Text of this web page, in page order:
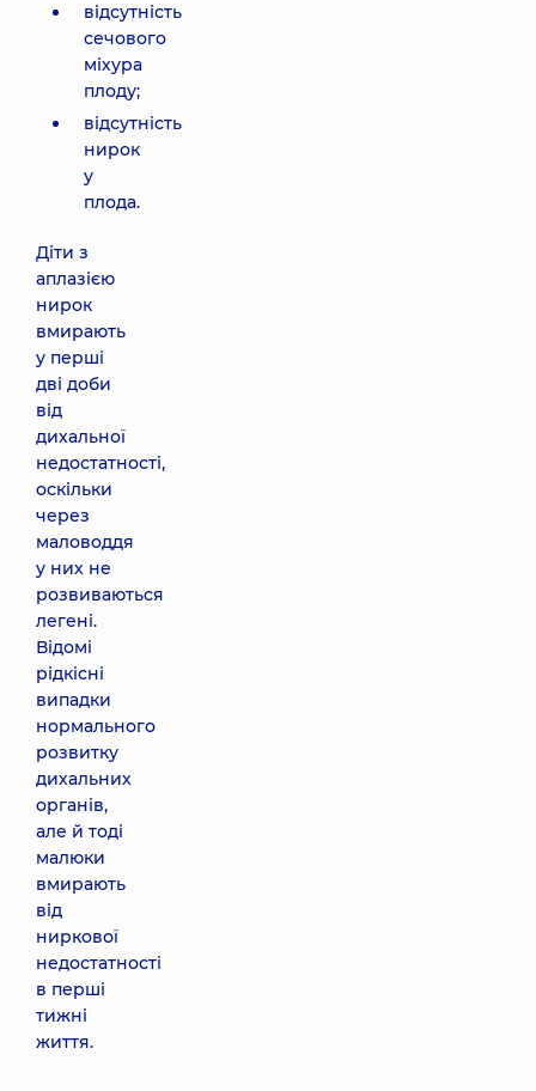
відсутність
сечового
міхура
плоду;
відсутність
нирок
у
плода.
Діти з
аплазією
нирок
вмирають
у перші
дві доби
від
дихальної
недостатності,
оскільки
через
маловоддя
у них не
розвиваються
легені.
Відомі
рідкісні
випадки
нормального
розвитку
дихальних
органів,
але й тоді
малюки
вмирають
від
ниркової
недостатності
в перші
тижні
життя.